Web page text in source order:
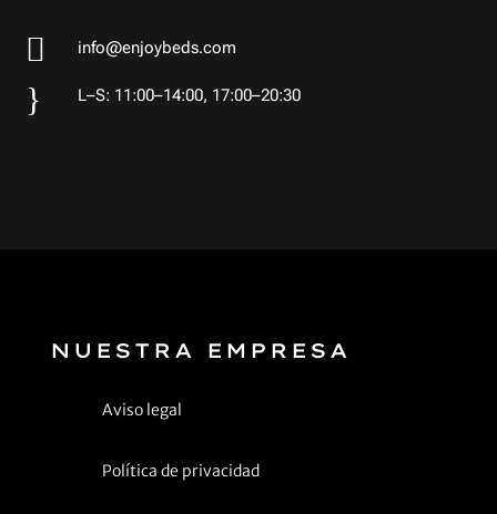
 info@enjoybeds.com
} L–S: 11:00–14:00, 17:00–20:30
NUESTRA EMPRESA
Aviso legal
Política de privacidad